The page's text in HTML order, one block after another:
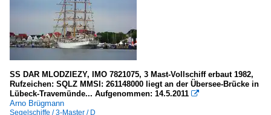
SS DAR MLODZIEZY, IMO 7821075, 3 Mast-Vollschiff erbaut 1982,
Rufzeichen: SQLZ MMSI: 261148000 liegt an der Übersee-Brücke in
Lübeck-Travemünde... Aufgenommen: 14.5.2011 
Arno Brügmann
Segelschiffe / 3-Master / D